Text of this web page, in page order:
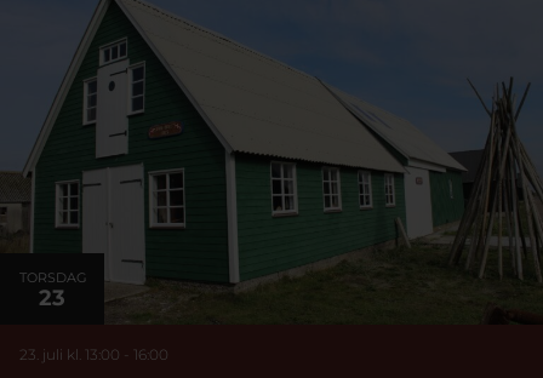
TORSDAG
23
23. juli kl. 13:00 - 16:00